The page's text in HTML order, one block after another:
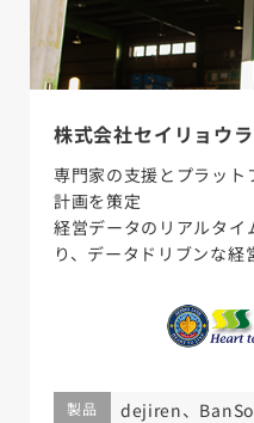
株式会社セイリョウ
専門家の支援とプラッ
計画を策定
経営データのリアルタイ
り、データドリブンな経
製品 dejiren、BanSo